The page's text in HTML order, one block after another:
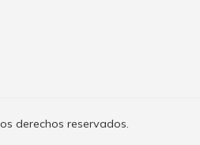
derechos reservados.